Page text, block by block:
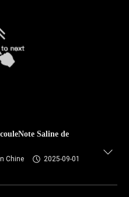
Saline de
Chine
2025-09-01